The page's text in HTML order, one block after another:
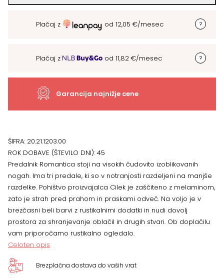
dimenzije
50
količina
Plačaj z od 12,05 €/mesec
Plačaj z od 11,82 €/mesec
Garancija najnižje cene
ŠIFRA: 20.21.1203.00
ROK DOBAVE (ŠTEVILO DNI): 45
Predalnik Romantica stoji na visokih čudovito izoblikovanih
nogah. Ima tri predale, ki so v notranjosti razdeljeni na manjše
razdelke. Pohištvo proizvajalca Cilek je zaščiteno z melaminom,
zato je strah pred prahom in praskami odveč. Na voljo je v
brezčasni beli barvi z rustikalnimi dodatki in nudi dovolj
prostora za shranjevanje oblačil in drugih stvari. Ob doplačilu
vam priporočamo rustikalno ogledalo.
Celoten opis
Brezplačna dostava do vaših vrat